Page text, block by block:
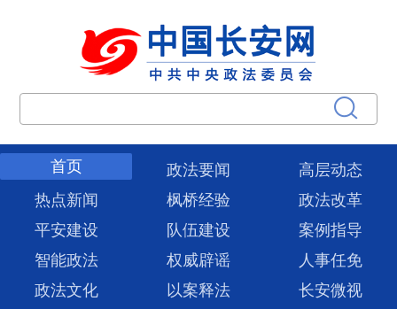
首页 政法要闻
高层动态
热点新闻
枫桥经验
政法改革
平安建设
队伍建设
案例指导
智能政法
权威辟谣
人事任免
政法文化
以案释法
长安微视